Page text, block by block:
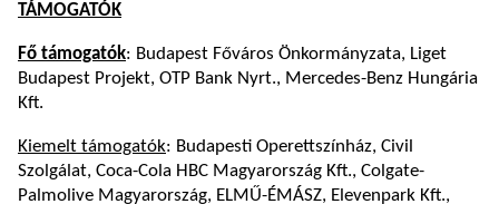
TÁMOGATÓK
Fő támogatók: Budapest Főváros Önkormányzata, Liget
Budapest Projekt, OTP Bank Nyrt., Mercedes-Benz Hungária
Kft.
Kiemelt támogatók: Budapesti Operettszínház, Civil
Szolgálat, Coca-Cola HBC Magyarország Kft., Colgate-
Palmolive Magyarország, ELMŰ-ÉMÁSZ, Elevenpark Kft.,